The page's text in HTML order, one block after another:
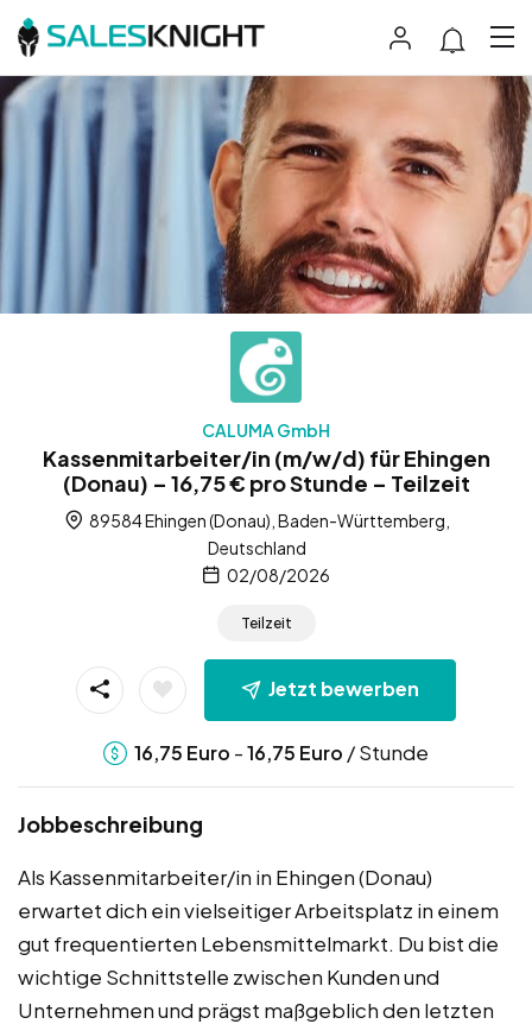
CALUMA GmbH
Kassenmitarbeiter/in (m/w/d) für Ehingen
(Donau) – 16,75 € pro Stunde – Teilzeit
89584 Ehingen (Donau), Baden-Württemberg,
Deutschland
02/08/2026
Teilzeit
Jetzt bewerben
16,75 Euro -16,75 Euro / Stunde
Jobbeschreibung
Als Kassenmitarbeiter/in in Ehingen (Donau)
erwartet dich ein vielseitiger Arbeitsplatz in einem
gut frequentierten Lebensmittelmarkt. Du bist die
wichtige Schnittstelle zwischen Kunden und
Unternehmen und prägst maßgeblich den letzten